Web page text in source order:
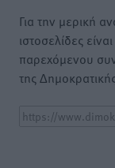
Για την μερική
ιστοσελίδες
παρεχόμενου
της